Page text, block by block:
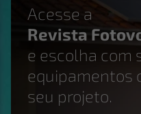
Acesse a
Revista
e escolha com
equipamentos
seu projeto.